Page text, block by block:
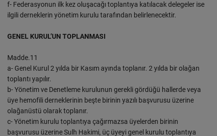
f- Federasyonun ilk kez oluşacağı toplantıya katılacak delegeler ise
ilgili derneklerin yönetim kurulu tarafından belirlenecektir.
GENEL KURUL’UN TOPLANMASI
Madde.11
a- Genel Kurul 2 yılda bir Kasım ayında toplanır. 2 yılda bir olağan
toplantı yapılır.
b- Yönetim ve Denetleme kurulunun gerekli gördüğü hallerde veya
üye hemofili derneklerinin beşte birinin yazılı başvurusu üzerine
olağanüstü olarak toplanır.
c- Yönetim kurulu toplantıya çağırmazsa üyelerden birinin
başvurusu üzerine Sulh Hakimi, üç üyeyi genel kurulu toplantıya